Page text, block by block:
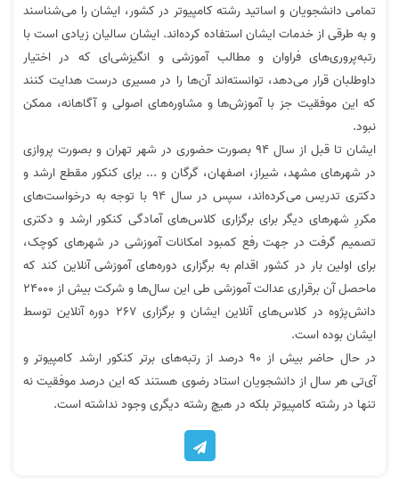
رتبه 9 :فیلم ها بی نقص بود
از پایه ضعیف تا شریف
نطر رتبه 10: کیفیت تدریس استاد
رضوی خیلی خوبه
نظر رتبه 16: کیفیت تدریس خیلی عالی
جزوه کامل و ویدیوهای خیلی خوب
نحوه انتقال دانش استاد رضوی بینظیر
است
تمامی دانشجویان و اساتید رشته کامپیوتر در کشور، ایشان را می‌شناسند
و به طرقی از خدمات ایشان استفاده کرده‌اند. ایشان سالیان زیادی است با
رتبه‌پروری‌های فراوان و مطالب آموزشی و انگیزشی‌ای که در اختیار
داوطلبان قرار می‌دهد، توانسته‌اند آن‌ها را در مسیری درست هدایت کنند
که این موفقیت جز با آموزش‌ها و مشاوره‌های اصولی و آگاهانه، ممکن
نبود.
ایشان تا قبل از سال 94 بصورت حضوری در شهر تهران و بصورت پروازی
در شهرهای مشهد، شیراز، اصفهان، گرگان و ... برای کنکور مقطع ارشد و
دکتری تدریس می‌کرده‌اند، سپس در سال 94 با توجه به درخواست‌های
مکررِ شهرهای دیگر برای برگزاری کلاس‌های آمادگی کنکور ارشد و دکتری
تصمیم گرفت در جهت رفع کمبود امکانات آموزشی در شهرهای کوچک،
برای اولین بار در کشور اقدام به برگزاری دوره‌های آموزشی آنلاین کند که
ماحصل آن برقراری عدالت آموزشی طی این سال‌ها و شرکت بیش از 24000
دانش‌پژوه در کلاس‌های آنلاین ایشان و برگزاری 267 دوره آنلاین توسط
ایشان بوده است.
در حال حاضر بیش از 90 درصد از رتبه‌های برتر کنکور ارشد کامپیوتر و
آی‌تی هر سال از دانشجویان استاد رضوی هستند که این درصد موفقیت نه
تنها در رشته کامپیوتر بلکه در هیچ رشته دیگری وجود نداشته است.